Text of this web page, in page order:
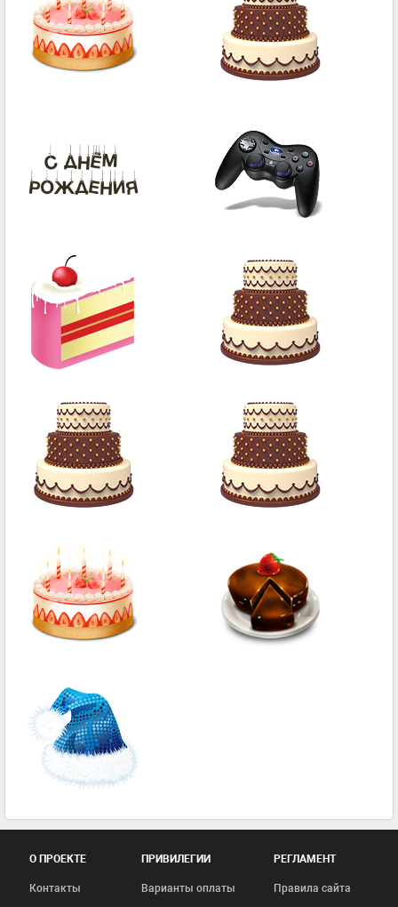
О ПРОЕКТЕ
Контакты
ПРИВИЛЕГИИ
Варианты оплаты
РЕГЛАМЕНТ
Правила сайта